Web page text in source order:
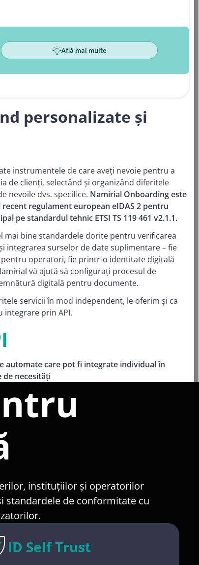
Află mai multe
personalizate și
instrumentele de care aveți nevoie pentru a
de clienți, selectând și organizând diferitele
nevoile dvs. specifice. Namirial Onboarding este
regulament european eIDAS 2 pentru
pe standardul tehnic ETSI TS 119 461 v2.1.1.
mai bine standardele dorite pentru verificarea
integrarea surselor de date suplimentare – fie
operatori, fie printr-o identitate digitală
vă ajută să configurați procesul de
digitală pentru documente.
servicii în mod independent, le oferim și ca
integrare prin API.
automate care pot fi integrate individual în
de necesități
instituțiilor și operatorilor
standardele de conformitate cu
ID Self Trust